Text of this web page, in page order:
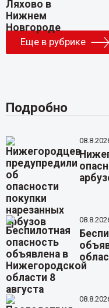
Еще в рубрике
Подробно